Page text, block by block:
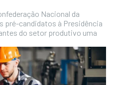
Nacional da
pré-candidatos à Presidência
do setor produtivo uma